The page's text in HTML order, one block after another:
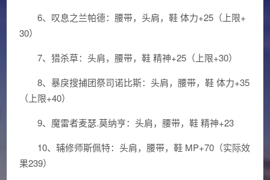
6、叹息之兰帕德：腰带，头肩，鞋 体力+25（上限+
30）
7、猎杀草：头肩，腰带，鞋 精神+25（上限+30）
8、暴戾搜捕团祭司诺比斯：头肩，腰带，鞋 体力+35
（上限+40）
9、魔雷者麦瑟.莫纳亨：头肩，腰带，鞋 精神+23
10、辅修师斯佩特：头肩，腰带，鞋 MP+70（实际效
果239）